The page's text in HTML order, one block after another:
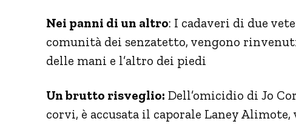
Nei panni di un altro: I cadaveri di due
comunità dei senzatetto, vengono
delle mani e l’altro dei piedi
Un brutto risveglio: Dell’omicidio di Jo
corvi, è accusata il caporale Laney